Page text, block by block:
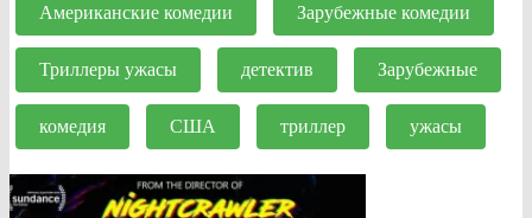
Американские комедии Зарубежные комедии
Триллеры ужасы детектив Зарубежные
комедия США триллер ужасы